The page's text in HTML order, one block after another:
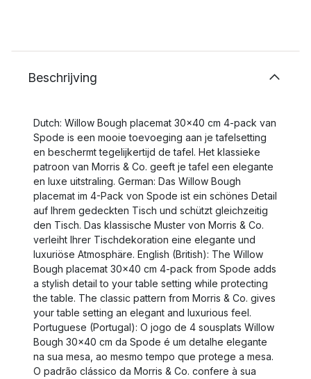
Beschrijving
Dutch: Willow Bough placemat 30x40 cm 4-pack van
Spode is een mooie toevoeging aan je tafelsetting
en beschermt tegelijkertijd de tafel. Het klassieke
patroon van Morris & Co. geeft je tafel een elegante
en luxe uitstraling. German: Das Willow Bough
placemat im 4-Pack von Spode ist ein schönes Detail
auf Ihrem gedeckten Tisch und schützt gleichzeitig
den Tisch. Das klassische Muster von Morris & Co.
verleiht Ihrer Tischdekoration eine elegante und
luxuriöse Atmosphäre. English (British): The Willow
Bough placemat 30x40 cm 4-pack from Spode adds
a stylish detail to your table setting while protecting
the table. The classic pattern from Morris & Co. gives
your table setting an elegant and luxurious feel.
Portuguese (Portugal): O jogo de 4 sousplats Willow
Bough 30x40 cm da Spode é um detalhe elegante
na sua mesa, ao mesmo tempo que protege a mesa.
O padrão clássico da Morris & Co. confere à sua